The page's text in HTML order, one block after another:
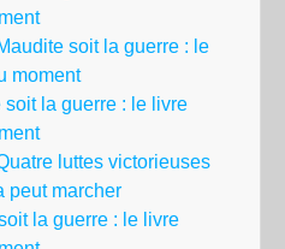
soit la guerre : le
moment
soit la guerre : le livre
luttes victorieuses
peut marcher
la guerre : le livre